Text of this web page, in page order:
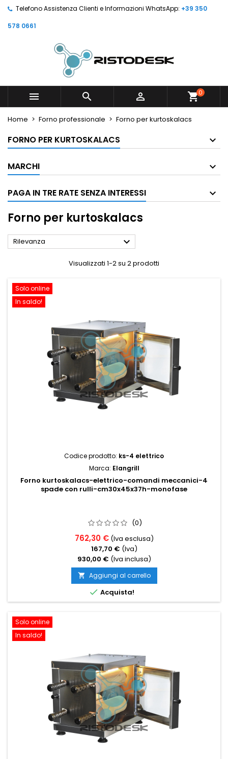
Telefono Assistenza Clienti e Informazioni WhatsApp: +39 350
578 0661
   shopping_cart0
Home Forno professionale Forno per kurtoskalacs
FORNO PER KURTOSKALACS
MARCHI
PAGA IN TRE RATE SENZA INTERESSI
Forno per kurtoskalacs
Rilevanza 
Visualizzati 1-2 su 2 prodotti
Solo online
In saldo!
Codice prodotto: ks-4 elettrico
Marca: Elangrill
Forno kurtoskalacs-elettrico-comandi meccanici-4
spade con rulli-cm30x45x37h-monofase
(0)
762,30 € (Iva esclusa)
167,70 € (Iva)
930,00 € (Iva inclusa)
 Aggiungi al carrello
 Acquista!
Solo online
In saldo!